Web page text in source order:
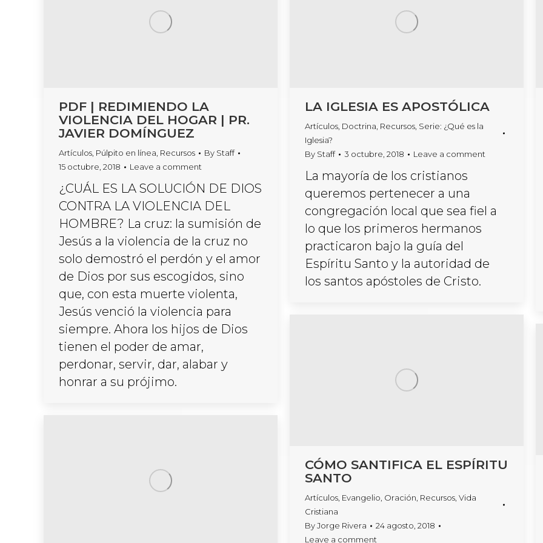
PDF | REDIMIENDO LA
VIOLENCIA DEL HOGAR | PR.
JAVIER DOMÍNGUEZ
Artículos, Púlpito en línea, Recursos By Staff
15 octubre, 2018
Leave a comment
¿CUÁL ES LA SOLUCIÓN DE DIOS
CONTRA LA VIOLENCIA DEL
HOMBRE? La cruz: la sumisión de
Jesús a la violencia de la cruz no
solo demostró el perdón y el amor
de Dios por sus escogidos, sino
que, con esta muerte violenta,
Jesús venció la violencia para
siempre. Ahora los hijos de Dios
tienen el poder de amar,
perdonar, servir, dar, alabar y
honrar a su prójimo.
LA IGLESIA ES APOSTÓLICA
Artículos, Doctrina, Recursos, Serie: ¿Qué es la
Iglesia?
By Staff 3 octubre, 2018 Leave a comment
La mayoría de los cristianos
queremos pertenecer a una
congregación local que sea fiel a
lo que los primeros hermanos
practicaron bajo la guía del
Espíritu Santo y la autoridad de
los santos apóstoles de Cristo.
CÓMO SANTIFICA EL ESPÍRITU
SANTO
Artículos, Evangelio, Oración, Recursos, Vida
Cristiana
ByJorge Rivera
24 agosto, 2018
Leave a comment